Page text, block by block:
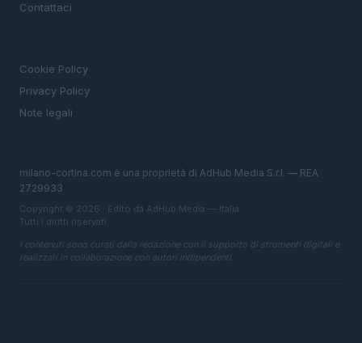
Contattaci
Cookie Policy
Privacy Policy
Note legali
milano-cortina.com è una proprietà di AdHub Media S.r.l. — REA
2729933
Copyright © 2026 · Edito da AdHub Media — Italia
Tutti i diritti riservati
I contenuti sono curati dalla redazione con il supporto di strumenti digitali e
realizzati in collaborazione con autori indipendenti.